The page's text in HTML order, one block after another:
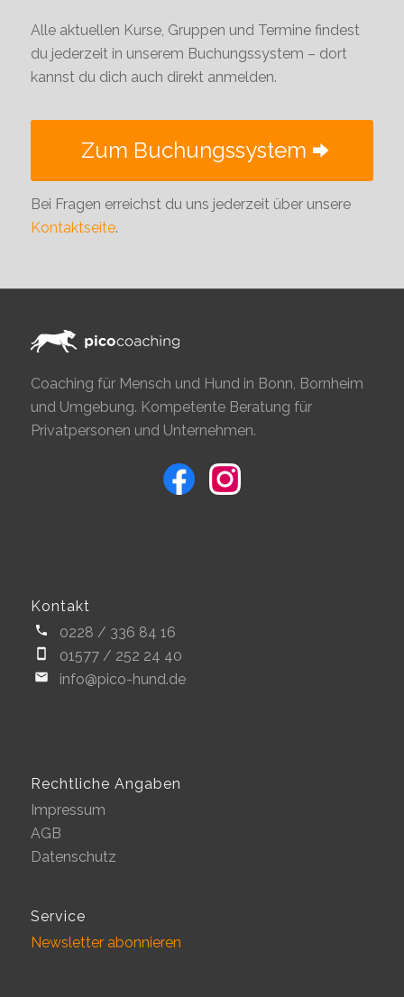
Alle aktuellen Kurse, Gruppen und Termine findest
du jederzeit in unserem Buchungssystem – dort
kannst du dich auch direkt anmelden.
Zum Buchungssystem
Bei Fragen erreichst du uns jederzeit über unsere
Kontaktseite.
Coaching für Mensch und Hund in Bonn, Bornheim
und Umgebung. Kompetente Beratung für
Privatpersonen und Unternehmen.
Kontakt
0228 / 336 84 16
01577 / 252 24 40
info@pico-hund.de
Rechtliche Angaben
Impressum
AGB
Datenschutz
Service
Newsletter abonnieren